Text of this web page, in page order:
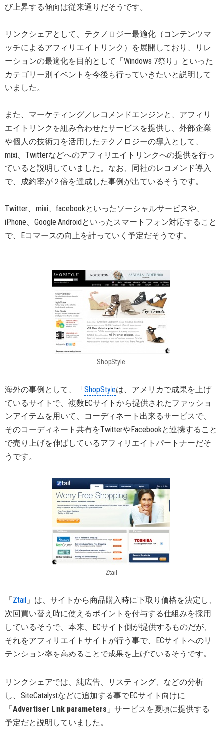
び上昇する傾向は従来通りだそうです。
リンクシェアとして、テクノロジー最適化（コンテンツマ
ッチによるアフィリエイトリンク）を展開しており、リレ
ーションの最適化を目的として「Windows 7祭り」といった
カテゴリー別イベントを今後も行っていきたいと説明して
いました。
また、マーケティング／レコメンドエンジンと、アフィリ
エイトリンクを組み合わせたサービスを提供し、外部企業
や個人の技術力を活用したテクノロジーの導入として、
mixi、Twitterなどへのアフィリエイトリンクへの提供を行っ
ていると説明していました。なお、同社のレコメンド導入
で、成約率が２倍を達成した事例が出ているそうです。
Twitter、mixi、facebookといったソーシャルサービスや、
iPhone、Google Androidといったスマートフォン対応すること
で、Eコマースの向上を計っていく予定だそうです。
ShopStyle
海外の事例として、「ShopStyleは、アメリカで成果を上げ
ているサイトで、複数ECサイトから提供されたファッショ
ンアイテムを用いて、コーディネート出来るサービスで、
そのコーディネート共有をTwitterやFacebookと連携すること
で売り上げを伸ばしているアフィリエイトパートナーだそ
うです。
Ztail
「Ztail 」は、サイトから商品購入時に下取り価格を決定し、
次回買い替え時に使えるポイントを付与する仕組みを採用
しているそうで、本来、ECサイト側が提供するものだが、
それをアフィリエイトサイトが行う事で、ECサイトへのリ
テンション率を高めることで成果を上げているそうです。
リンクシェアでは、純広告、リスティング、などの分析
し、SiteCatalystなどに追加する事でECサイト向けに
「Advertiser Link parameters 」サービスを夏頃に提供する
予定だと説明していました。